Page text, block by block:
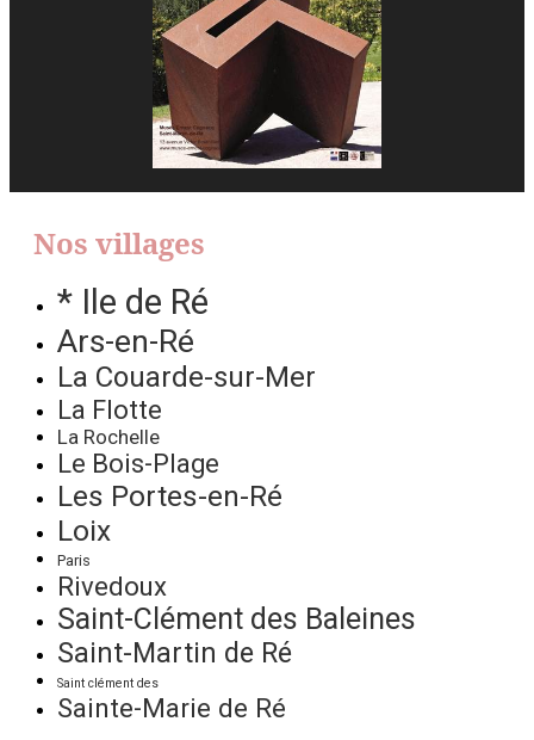
Nos villages
* Ile de Ré
Ars-en-Ré
La Couarde-sur-Mer
La Flotte
La Rochelle
Le Bois-Plage
Les Portes-en-Ré
Loix
Paris
Rivedoux
Saint-Clément des Baleines
Saint-Martin de Ré
Saint clément des
Sainte-Marie de Ré